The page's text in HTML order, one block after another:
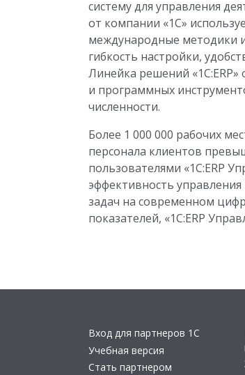
систему для управления
от компании «1С»
международные методики
гибкость настройки,
Линейка решений
и программных
численности.
Более 1 000 000 рабочих
персонала клиентов
пользователями «1С:ERP
эффективность
задач на современном
показателей, «1С:ERP
Вход для партнеров 1С
Учебная версия
Стать партнером